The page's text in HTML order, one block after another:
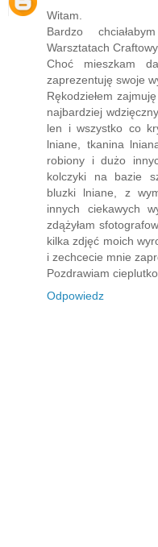
Witam.
Bardzo
Warsztatach
Choć mieszkam
zaprezentuję swoje
Rękodziełem
najbardziej
len i wszystko co
lniane, tkanina
robiony i dużo
kolczyki na bazie
bluzki lniane, z
innych ciekawych
zdążyłam
kilka zdjęć moich
i zechcecie mnie
Pozdrawiam
Odpowiedz